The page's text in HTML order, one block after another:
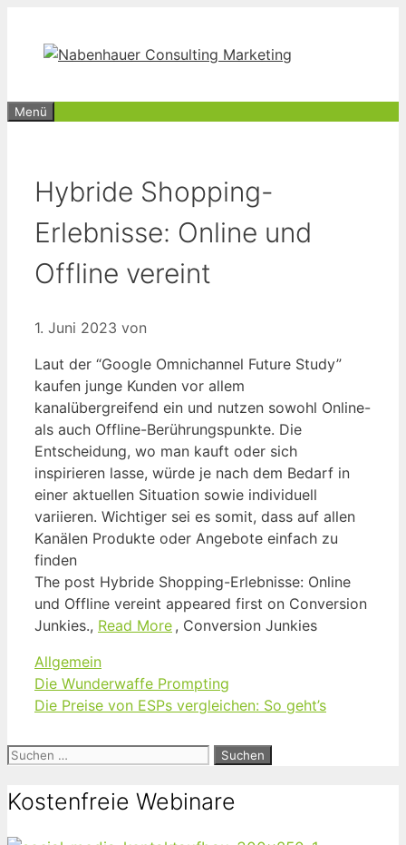
springen
Menü
Hybride Shopping-
Erlebnisse: Online und
Offline vereint
1. Juni 2023 von
Laut der “Google Omnichannel Future Study”
kaufen junge Kunden vor allem
kanalübergreifend ein und nutzen sowohl Online-
als auch Offline-Berührungspunkte. Die
Entscheidung, wo man kauft oder sich
inspirieren lasse, würde je nach dem Bedarf in
einer aktuellen Situation sowie individuell
variieren. Wichtiger sei es somit, dass auf allen
Kanälen Produkte oder Angebote einfach zu
finden
The post Hybride Shopping-Erlebnisse: Online
und Offline vereint appeared first on Conversion
Junkies., Read More , Conversion Junkies
Kategorien
Allgemein
Die Wunderwaffe Prompting
Die Preise von ESPs vergleichen: So geht’s
Suchen
Kostenfreie Webinare